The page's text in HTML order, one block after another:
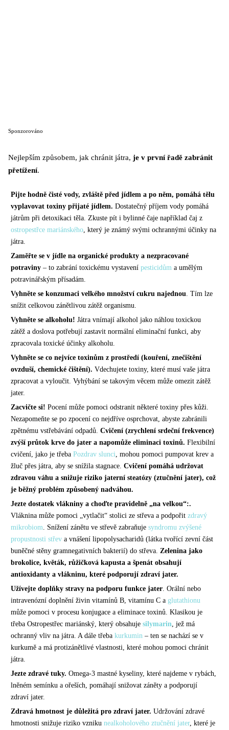
Sponzorováno
Nejlepším způsobem, jak chránit játra, je v první řadě zabránit
přetížení.
Pijte hodně čisté vody, zvláště před jídlem a po něm, pomáhá tělu
vyplavovat toxiny přijaté jídlem. Dostatečný příjem vody pomáhá
játrům při detoxikaci těla. Zkuste pít i bylinné čaje například čaj z
ostropestřce mariánského , který je známý svými ochrannými účinky na
játra.
Zaměřte se v jídle na organické produkty a nezpracované
potraviny – to zabrání toxickému vystavení pesticidům a umělým
potravinářským přísadám.
Vyhněte se konzumaci velkého množství cukru najednou . Tím lze
snížit celkovou zánětlivou zátěž organismu.
Vyhněte se alkoholu! Játra vnímají alkohol jako náhlou toxickou
zátěž a doslova potřebují zastavit normální eliminační funkci, aby
zpracovala toxické účinky alkoholu.
Vyhněte se co nejvíce toxinům z prostředí (kouření, znečištění
ovzduší, chemické čištění). Vdechujete toxiny, které musí vaše játra
zpracovat a vyloučit. Vyhýbání se takovým věcem může omezit zátěž
jater.
Zacvičte si! Pocení může pomoci odstranit některé toxiny přes kůži.
Nezapomeňte se po zpocení co nejdříve osprchovat, abyste zabránili
zpětnému vstřebávání odpadů. Cvičení (zrychlení srdeční frekvence)
zvýší průtok krve do jater a napomůže eliminaci toxinů. Flexibilní
cvičení, jako je třeba Pozdrav slunci , mohou pomoci pumpovat krev a
žluč přes játra, aby se snížila stagnace. Cvičení pomáhá udržovat
zdravou váhu a snižuje riziko jaterní steatózy (ztučnění jater), což
je běžný problém způsobený nadváhou.
Jezte dostatek vlákniny a choďte pravidelně „na velkou“:.
Vláknina může pomoci „vytlačit“ stolici ze střeva a podpořit zdravý
mikrobiom . Snížení zánětu ve střevě zabraňuje syndromu zvýšené
propustnosti střev a vnášení lipopolysacharidů (látka tvořící zevní část
buněčné stěny gramnegativních bakterií) do střeva. Zelenina jako
brokolice, květák, růžičková kapusta a špenát obsahují
antioxidanty a vlákninu, které podporují zdraví jater.
Užívejte doplňky stravy na podporu funkce jater . Orální nebo
intravenózní doplnění živin vitamínů B, vitamínu C a glutathionu
může pomoci v procesu konjugace a eliminace toxinů. Klasikou je
třeba Ostropestřec mariánský, který obsahuje silymarin , jež má
ochranný vliv na játra. A dále třeba kurkumin – ten se nachází se v
kurkumě a má protizánětlivé vlastnosti, které mohou pomoci chránit
játra.
Jezte zdravé tuky. Omega-3 mastné kyseliny, které najdeme v rybách,
lněném semínku a ořeších, pomáhají snižovat záněty a podporují
zdraví jater.
Zdravá hmotnost je důležitá pro zdraví jater. Udržování zdravé
hmotnosti snižuje riziko vzniku nealkoholového ztučnění jater, které je